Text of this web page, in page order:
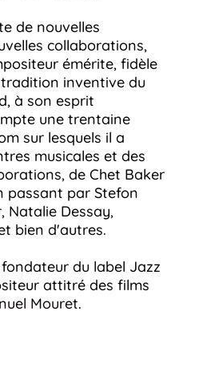
de nouvelles
collaborations,
émérite, fidèle
inventive du
à son esprit
une trentaine
sur lesquels il a
musicales et des
de Chet Baker
passant par Stefon
Natalie Dessay,
bien d'autres.
du label Jazz
attitré des films
Mouret.